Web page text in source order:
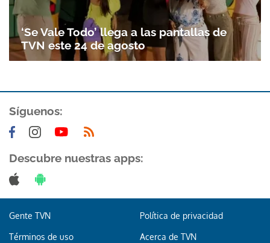
Gracias por suscribirte a nuestro boletín.
‘Se Vale Todo’ llega a las pantallas de
TVN este 24 de agosto
Síguenos:
Descubre nuestras apps:
Gente TVN Política de privacidad
Términos de uso Acerca de TVN